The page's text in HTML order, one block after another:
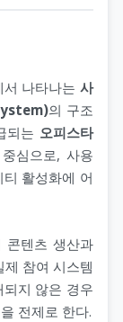
나타나는 사
의 구조
되는 오피스타
심으로, 사용
활성화에 어
콘텐츠 생산과
참여 시스템
지 않은 경우
전제로 한다.